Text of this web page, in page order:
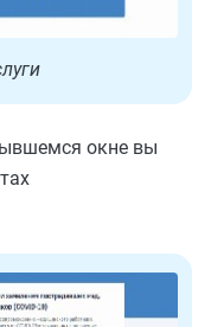
окне вы